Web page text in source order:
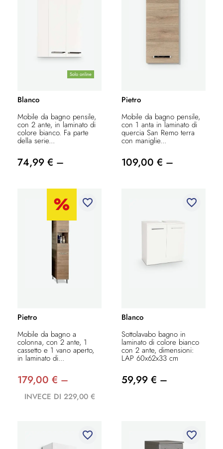
Solo online
Blanco
Mobile da bagno pensile,
con 2 ante, in laminato di
colore bianco. Fa parte
della serie...
74,99 € –
Pietro
Mobile da bagno pensile,
con 1 anta in laminato di
quercia San Remo terra
con maniglie...
109,00 € –
favorite_border
Pietro
Mobile da bagno a
colonna, con 2 ante, 1
cassetto e 1 vano aperto,
in laminato di...
179,00 € –
INVECE DI 229,00 €
favorite_border
Blanco
Sottolavabo bagno in
laminato di colore bianco
con 2 ante, dimensioni:
LAP 60x62x33 cm
59,99 € –
favorite_border favorite_border